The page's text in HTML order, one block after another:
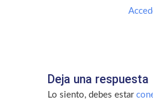
Deja una respuesta
Lo siento, debes estar